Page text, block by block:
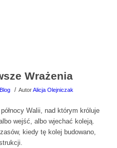
Wrażenia
Blog / AutorAlicja Olejniczak
Walii, nad którym króluje
wejść, albo wjechać koleją.
kiedy tę kolej budowano,